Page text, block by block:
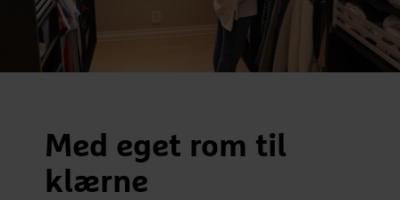
Med eget rom til
klærne